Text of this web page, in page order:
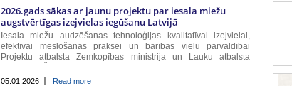
2026.gads sākas ar jaunu projektu par iesala miežu
augstvērtīgas izejvielas iegūšanu Latvijā
Iesala miežu audzēšanas tehnoloģijas kvalitatīvai izejvielai,
efektīvai mēslošanas praksei un barības vielu pārvaldībai
Projektu atbalsta Zemkopības ministrija un Lauku atbalsta
tālizpētes lauku novērošanas metodes, attīstīt Latvijas...
05.01.2026 Read more